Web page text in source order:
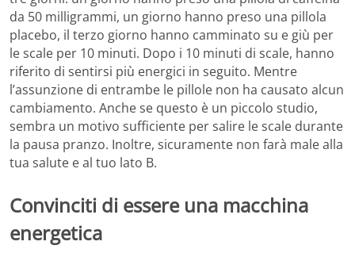
da 50 milligrammi, un giorno hanno preso una pillola
placebo, il terzo giorno hanno camminato su e giù per
le scale per 10 minuti. Dopo i 10 minuti di scale, hanno
riferito di sentirsi più energici in seguito. Mentre
l’assunzione di entrambe le pillole non ha causato alcun
cambiamento. Anche se questo è un piccolo studio,
sembra un motivo sufficiente per salire le scale durante
la pausa pranzo. Inoltre, sicuramente non farà male alla
tua salute e al tuo lato B.
Convinciti di essere una macchina
energetica